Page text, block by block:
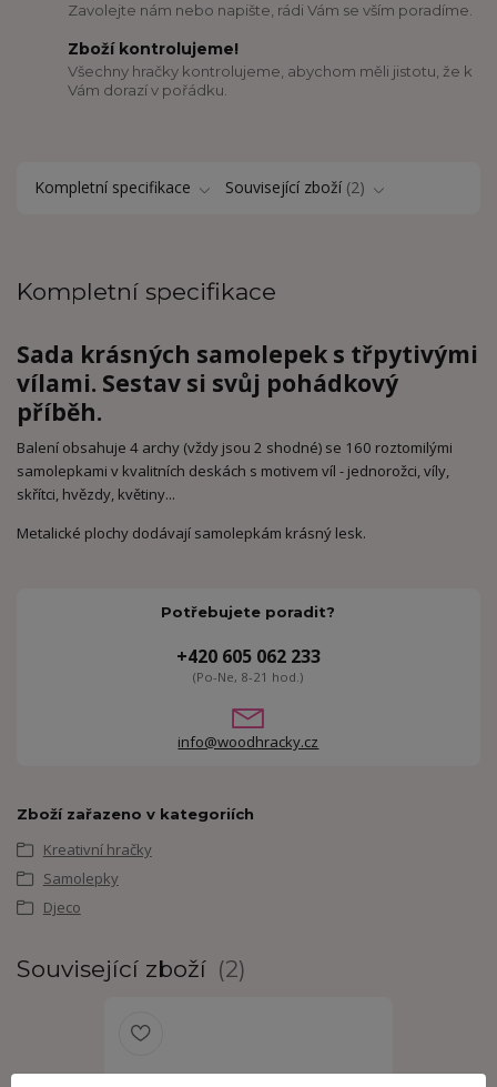
Zavolejte nám nebo napište, rádi Vám se vším poradíme.
Zboží kontrolujeme!
Všechny hračky kontrolujeme, abychom měli jistotu, že k
Vám dorazí v pořádku.
Kompletní specifikace Související zboží 2
Kompletní specifikace
Sada krásných samolepek s třpytivými
vílami. Sestav si svůj pohádkový
příběh.
Balení obsahuje 4 archy (vždy jsou 2 shodné) se 160 roztomilými
samolepkami v kvalitních deskách s motivem víl - jednorožci, víly,
skřítci, hvězdy, květiny...
Metalické plochy dodávají samolepkám krásný lesk.
Potřebujete poradit?
+420 605 062 233
(Po-Ne, 8-21 hod.)
info@woodhracky.cz
Zboží zařazeno v kategoriích
Kreativní hračky
Samolepky
Djeco
Související zboží 2